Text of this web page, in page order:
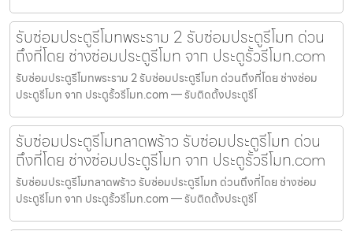
รับซ่อมประตูรีโมทพระราม 2 รับซ่อมประตูรีโมท ด่วน
ถึงที่โดย ช่างซ่อมประตูรีโมท จาก ประตูรั้วรีโมท.com
รับซ่อมประตูรีโมทพระราม 2 รับซ่อมประตูรีโมท ด่วนถึงที่โดย ช่างซ่อม
ประตูรีโมท จาก ประตูรั้วรีโมท.com — รับติดตั้งประตูรีโ
รับซ่อมประตูรีโมทลาดพร้าว รับซ่อมประตูรีโมท ด่วน
ถึงที่โดย ช่างซ่อมประตูรีโมท จาก ประตูรั้วรีโมท.com
รับซ่อมประตูรีโมทลาดพร้าว รับซ่อมประตูรีโมท ด่วนถึงที่โดย ช่างซ่อม
ประตูรีโมท จาก ประตูรั้วรีโมท.com — รับติดตั้งประตูรีโ